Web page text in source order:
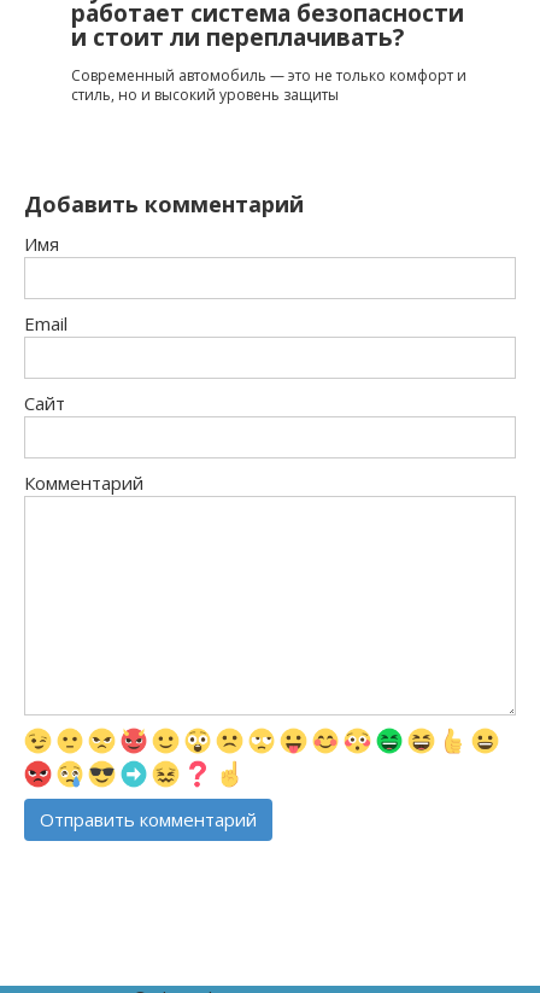
работает система безопасности
и стоит ли переплачивать?
Современный автомобиль — это не только комфорт и
стиль, но и высокий уровень защиты
Добавить комментарий
Имя
Email
Сайт
Комментарий